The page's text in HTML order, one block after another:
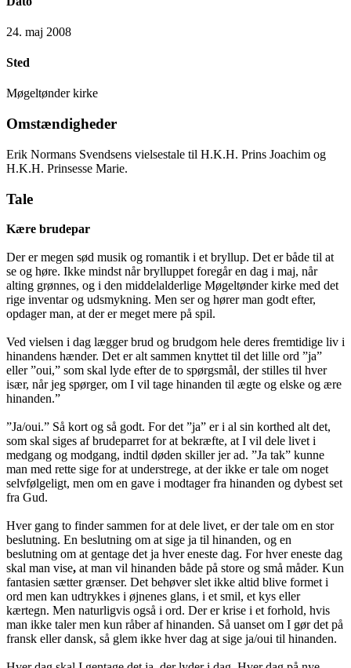
24. maj 2008
Sted
Møgeltønder kirke
Omstændigheder
Erik Normans Svendsens vielsestale til H.K.H. Prins Joachim og
H.K.H. Prinsesse Marie.
Tale
Kære brudepar
Der er megen sød musik og romantik i et bryllup. Det er både til at
se og høre. Ikke mindst når brylluppet foregår en dag i maj, når
alting grønnes, og i den middelalderlige Møgeltønder kirke med det
rige inventar og udsmykning. Men ser og hører man godt efter,
opdager man, at der er meget mere på spil.
Ved vielsen i dag lægger brud og brudgom hele deres fremtidige liv i
hinandens hænder. Det er alt sammen knyttet til det lille ord ”ja”
eller ”oui,” som skal lyde efter de to spørgsmål, der stilles til hver
især, når jeg spørger, om I vil tage hinanden til ægte og elske og ære
hinanden.”
”Ja/oui.” Så kort og så godt. For det ”ja” er i al sin korthed alt det,
som skal siges af brudeparret for at bekræfte, at I vil dele livet i
medgang og modgang, indtil døden skiller jer ad. ”Ja tak” kunne
man med rette sige for at understrege, at der ikke er tale om noget
selvfølgeligt, men om en gave i modtager fra hinanden og dybest set
fra Gud.
Hver gang to finder sammen for at dele livet, er der tale om en stor
beslutning. En beslutning om at sige ja til hinanden, og en
beslutning om at gentage det ja hver eneste dag. For hver eneste dag
skal man vise, at man vil hinanden både på store og små måder. Kun
fantasien sætter grænser. Det behøver slet ikke altid blive formet i
ord men kan udtrykkes i øjnenes glans, i et smil, et kys eller
kærtegn. Men naturligvis også i ord. Der er krise i et forhold, hvis
man ikke taler men kun råber af hinanden. Så uanset om I gør det på
fransk eller dansk, så glem ikke hver dag at sige ja/oui til hinanden.